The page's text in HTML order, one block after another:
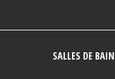
SALLES DE BAIN